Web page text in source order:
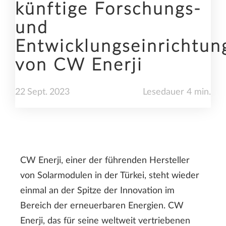
künftige Forschungs-
und
von CW Enerji
22 Sept. 2023 Lesedauer 4 min.
CW Enerji, einer der führenden Hersteller
von Solarmodulen in der Türkei, steht wieder
einmal an der Spitze der Innovation im
Bereich der erneuerbaren Energien. CW
Enerji, das für seine weltweit vertriebenen